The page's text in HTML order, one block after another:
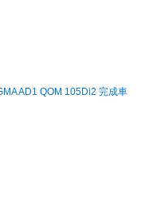
AD1 QOM 105Di2 完成車